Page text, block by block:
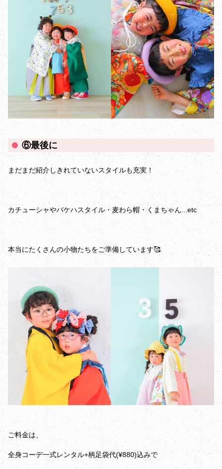
⑥最後に
まだまだ紹介しきれていないスタイルも充実！
カチューシャやバケハスタイル・麦わら帽・くまちゃん...etc
本当にたくさんの小物たちをご準備しています🥰
ご料金は、
全身コーデ一式レンタル+柄足袋代(¥880)込みで